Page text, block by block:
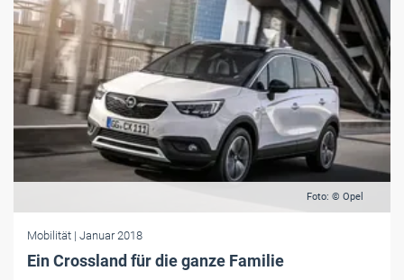
Foto: © Opel
Mobilität | Januar 2018
Ein Crossland für die ganze Familie